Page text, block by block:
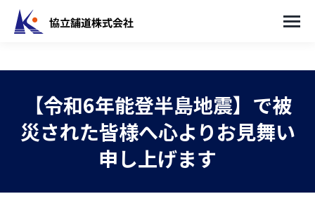
【令和6年能登半島地震】で被
災された皆様へ心よりお見舞い
申し上げます